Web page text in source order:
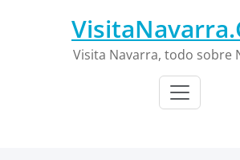
Visita Navarra, todo sobre